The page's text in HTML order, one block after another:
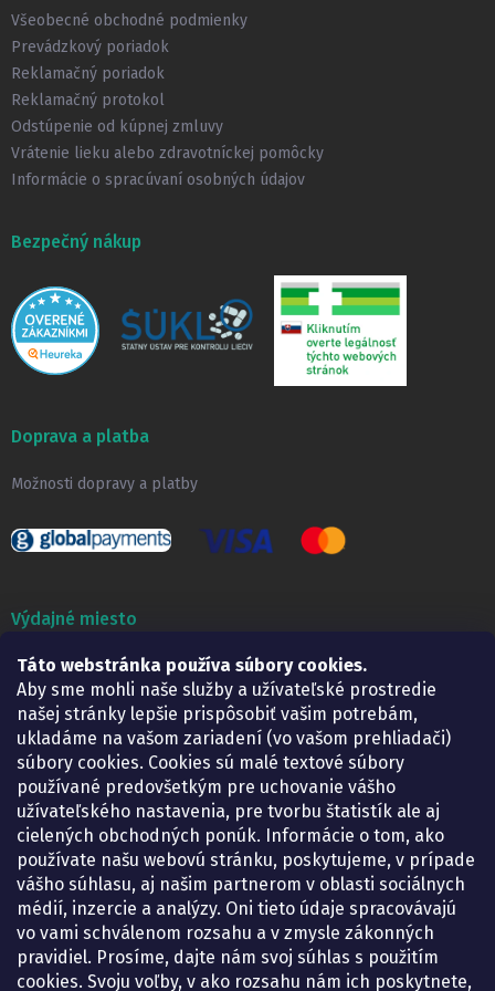
Táto webstránka používa súbory cookies.
Aby sme mohli naše služby a užívateľské prostredie
našej stránky lepšie prispôsobiť vašim potrebám,
ukladáme na vašom zariadení (vo vašom prehliadači)
súbory cookies. Cookies sú malé textové súbory
používané predovšetkým pre uchovanie vášho
užívateľského nastavenia, pre tvorbu štatistík ale aj
cielených obchodných ponúk. Informácie o tom, ako
používate našu webovú stránku, poskytujeme, v prípade
vášho súhlasu, aj našim partnerom v oblasti sociálnych
médií, inzercie a analýzy. Oni tieto údaje spracovávajú
vo vami schválenom rozsahu a v zmysle zákonných
pravidiel. Prosíme, dajte nám svoj súhlas s použitím
cookies. Svoju voľby, v ako rozsahu nám ich poskytnete,
Všeobecné obchodné podmienky
Prevádzkový poriadok
Reklamačný poriadok
Reklamačný protokol
Odstúpenie od kúpnej zmluvy
Vrátenie lieku alebo zdravotníckej pomôcky
Informácie o spracúvaní osobných údajov
Bezpečný nákup
Doprava a platba
Možnosti dopravy a platby
Výdajné miesto
Lekáreň ADONAI
Košice – Smetanova 2
Pondelok:
07.30 – 15.30 h.
Utorok:
07.30 – 16.00 h.
Streda:
07.30 – 16.00 h.
Štvrtok:
07.30 – 15.30 h.
Piatok:
07.30 – 15.30 h.
KONTAKT
eshop@lekarenadonai.sk
+421 948 203 203
Nájdete nás na Facebooku.